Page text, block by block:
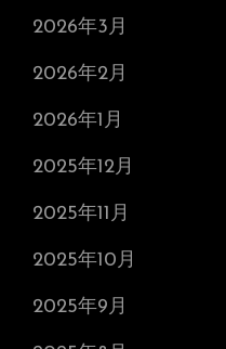
2026年3月
2026年2月
2026年1月
2025年12月
2025年11月
2025年10月
2025年9月